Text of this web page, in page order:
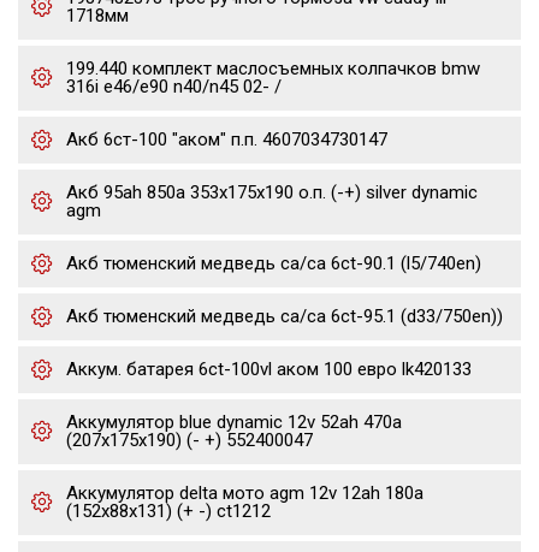
1718мм
199.440 комплект маслосъемных колпачков bmw
316i e46/e90 n40/n45 02- /
Акб 6ст-100 "аком" п.п. 4607034730147
Акб 95ah 850a 353x175x190 о.п. (-+) silver dynamic
agm
Акб тюменский медведь ca/ca 6ct-90.1 (l5/740en)
Акб тюменский медведь ca/ca 6ct-95.1 (d33/750en))
Аккум. батарея 6ct-100vl аком 100 евро lk420133
Аккумулятор blue dynamic 12v 52ah 470a
(207x175x190) (- +) 552400047
Аккумулятор delta мото agm 12v 12ah 180a
(152x88x131) (+ -) ct1212